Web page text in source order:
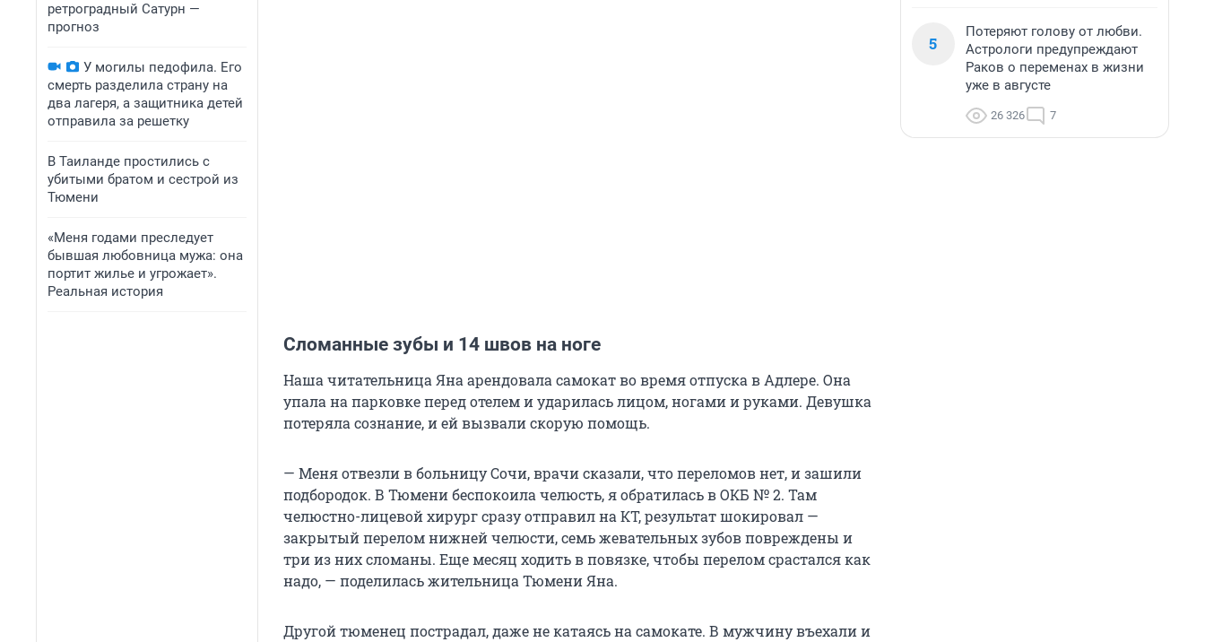
ретроградный Сатурн —
прогноз
У могилы педофила. Его
смерть разделила страну на
два лагеря, а защитника детей
отправила за решетку
В Таиланде простились с
убитыми братом и сестрой из
Тюмени
«Меня годами преследует
бывшая любовница мужа: она
портит жилье и угрожает».
Реальная история
Сломанные зубы и 14 швов на ноге
Наша читательница Яна арендовала самокат во время отпуска в Адлере. Она
упала на парковке перед отелем и ударилась лицом, ногами и руками. Девушка
потеряла сознание, и ей вызвали скорую помощь.
— Меня отвезли в больницу Сочи, врачи сказали, что переломов нет, и зашили
подбородок. В Тюмени беспокоила челюсть, я обратилась в ОКБ № 2. Там
челюстно-лицевой хирург сразу отправил на КТ, результат шокировал —
закрытый перелом нижней челюсти, семь жевательных зубов повреждены и
три из них сломаны. Еще месяц ходить в повязке, чтобы перелом срастался как
надо, — поделилась жительница Тюмени Яна.
Другой тюменец пострадал, даже не катаясь на самокате. В мужчину въехали и
5
Потеряют голову от любви.
Астрологи предупреждают
Раков о переменах в жизни
уже в августе
26 326 7